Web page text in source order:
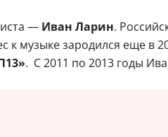
—Иван Ларин.
к музыке зародился еще в
. С 2011 по 2013 годы